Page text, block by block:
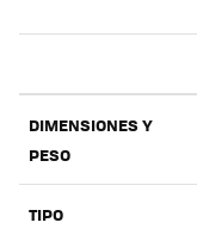
DIMENSIONES Y
PESO
TIPO